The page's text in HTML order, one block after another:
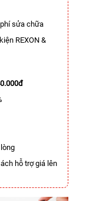
sửa chữa
REXON &
hỗ trợ giá lên